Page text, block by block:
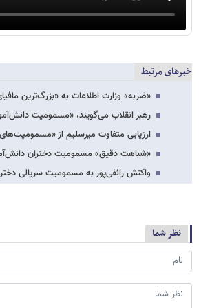
خبرهای مرتبط
«ضربه» وزارت اطلاعات به «بزرگ‌ترین
رهبر انقلاب می‌گویند، «مسمومیت
ارزیابی متفاوت میرسلیم از
«شباهت دقیق» مسمومیت دختران
واکنش رائفی‌پور به مسمومیت سریالی
نظر شما